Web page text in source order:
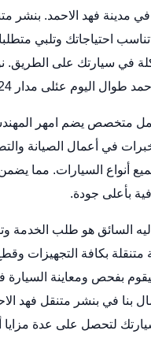
مدينة فهد الاحمد. بنشر
احتياجاتك وتلبي
في سيارتك على الطريق.
طوال اليوم عئلى مدار 24 ساعة.
متخصص يضم امهر
في أعمال الصيانة
أنواع السيارات. مما
بأعلى جودة.
السائق هو طلب الخدمة
بكافة التجهيزات
بفحص ومعاينة السيارة
بنا في بنشر متنقل فهد
لتحصل على عدة مزايا